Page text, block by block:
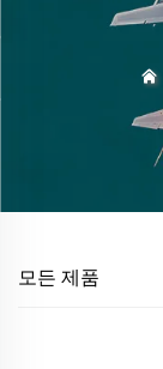
모든 제품